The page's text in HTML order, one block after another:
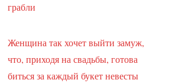
грабли
Женщина так хочет выйти замуж,
что, приходя на свадьбы, готова
биться за каждый букет невесты